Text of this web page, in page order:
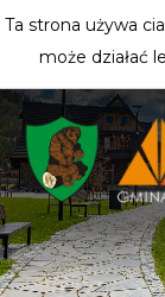
Ta strona używa
może działać